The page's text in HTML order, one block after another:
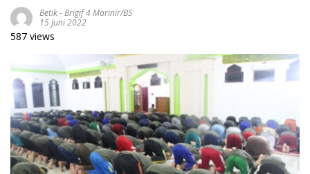
Betik-Brigif 4 Marinir/BS
15 Juni 2022
587 views